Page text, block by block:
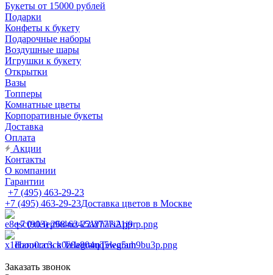
Букеты от 15000 рублей
Подарки
Конфеты к букету
Подарочные наборы
Воздушные шары
Игрушки к букету
Открытки
Вазы
Топперы
Комнатные цветы
Корпоративные букеты
Доставка
Оплата
Акции
Контакты
О компании
Гарантии
+7 (495) 463-29-23
+7 (495) 463-29-23Доставка цветов в Москве
+7 (903) 268-62-22WhatsApp
Написать в TelegramTelegram
Заказать звонок